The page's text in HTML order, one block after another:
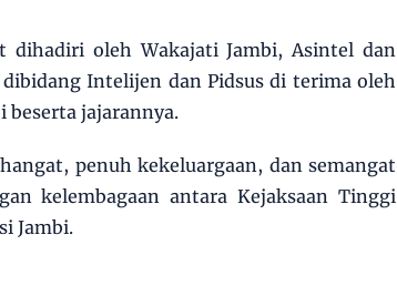
oleh Wakajati Jambi, Asintel dan
Intelijen dan Pidsus di terima oleh
beserta jajarannya.
penuh kekeluargaan, dan semangat
kelembagaan antara Kejaksaan Tinggi
Jambi.